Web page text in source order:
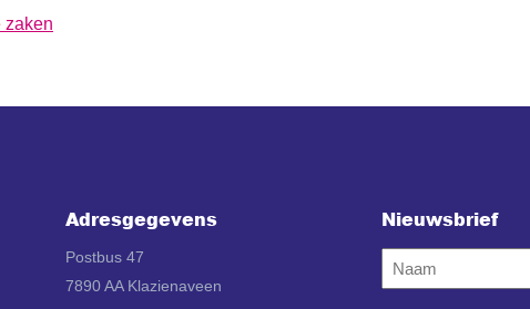
zaken
Adresgegevens
Postbus 47
7890 AA Klazienaveen
Nieuwsbrief